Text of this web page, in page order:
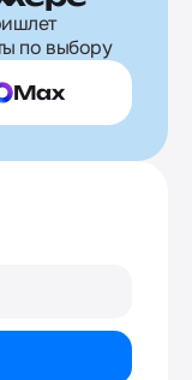
по выбору
Max